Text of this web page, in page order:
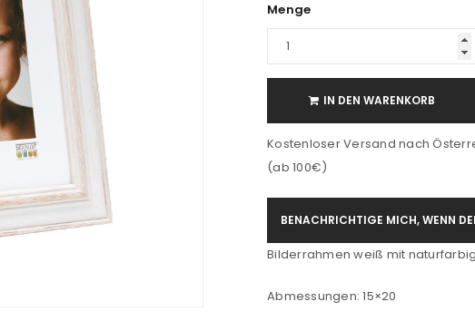
Menge
IN DEN WARENKORB
Kostenloser Versand nach
(ab 100€)
BENACHRICHTIGE MICH, WENN
Bilderrahmen weiß mit
Abmessungen: 15×20